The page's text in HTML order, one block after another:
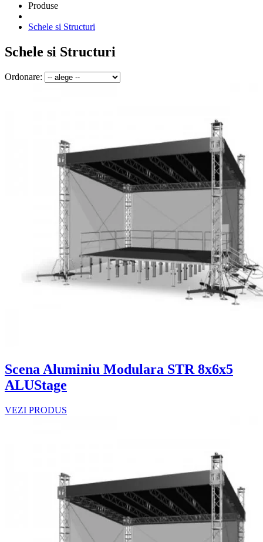
Produse
Schele si Structuri
Schele si Structuri
Ordonare:
Scena Aluminiu Modulara STR 8x6x5
ALUStage
VEZI PRODUS